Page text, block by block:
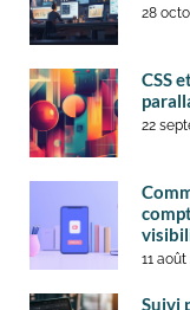
28
CSS
22
11 août
Suivi